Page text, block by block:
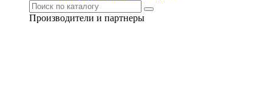
Производители и партнеры